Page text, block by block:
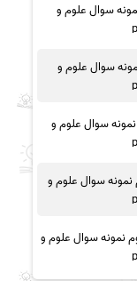
سوال علوم و
سوال علوم و
سوال علوم و
سوال علوم و
نمونه سوال علوم و